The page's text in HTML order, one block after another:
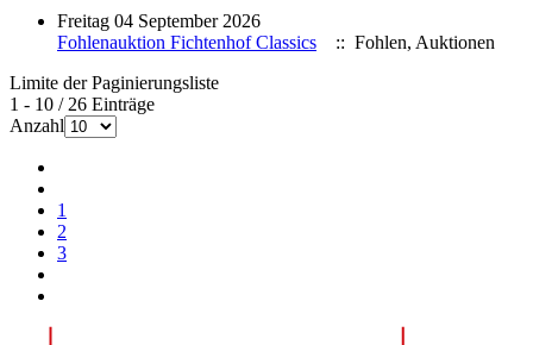
Freitag 04 September 2026
Fohlenauktion Fichtenhof Classics
:: Fohlen, Auktionen
Limite der Paginierungsliste
1 - 10 / 26 Einträge
Anzahl
1
2
3